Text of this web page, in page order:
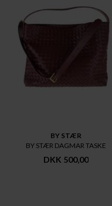
BY STÆR
BY STÆR DAGMAR TASKE
DKK 500,00